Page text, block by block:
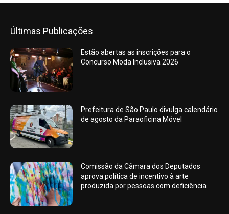
Últimas Publicações
Estão abertas as inscrições para o
Concurso Moda Inclusiva 2026
Prefeitura de São Paulo divulga calendário
de agosto da Paraoficina Móvel
Comissão da Câmara dos Deputados
aprova política de incentivo à arte
produzida por pessoas com deficiência